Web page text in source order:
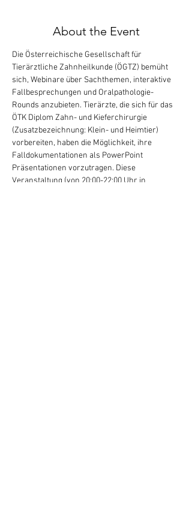
About the Event
Die Österreichische Gesellschaft für
Tierärztliche Zahnheilkunde (ÖGTZ) bemüht
sich, Webinare über Sachthemen, interaktive
Fallbesprechungen und Oralpathologie-
Rounds anzubieten. Tierärzte, die sich für das
ÖTK Diplom Zahn- und Kieferchirurgie
(Zusatzbezeichnung: Klein- und Heimtier)
vorbereiten, haben die Möglichkeit, ihre
Falldokumentationen als PowerPoint
Präsentationen vorzutragen. Diese
Veranstaltung (von 20:00-22:00 Uhr in